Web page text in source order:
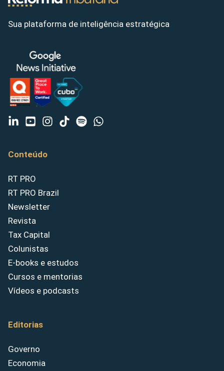
Sua plataforma de inteligência estratégica
Conteúdo
RT PRO
RT PRO Brazil
Newsletter
Revista
Tax Capital
Colunistas
E-books e estudos
Cursos e mentorias
Vídeos e podcasts
Editorias
Governo
Economia